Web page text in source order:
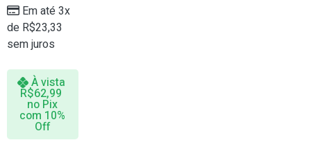
Em até 3x
de R$23,33
sem juros
À vista
R$62,99
no Pix
com 10%
Off